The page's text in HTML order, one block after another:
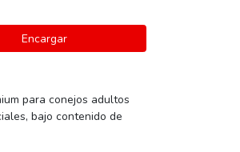
Encargar
para conejos adultos
bajo contenido de